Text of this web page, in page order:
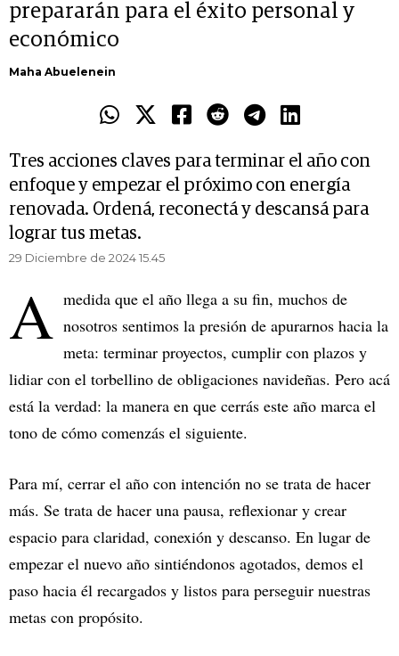
prepararán para el éxito personal y
económico
Maha Abuelenein
Tres acciones claves para terminar el año con
enfoque y empezar el próximo con energía
renovada. Ordená, reconectá y descansá para
lograr tus metas.
29 Diciembre de 2024 15.45
A medida que el año llega a su fin, muchos de
nosotros sentimos la presión de apurarnos hacia la
meta: terminar proyectos, cumplir con plazos y
lidiar con el torbellino de obligaciones navideñas. Pero acá
está la verdad: la manera en que cerrás este año marca el
tono de cómo comenzás el siguiente.
Para mí, cerrar el año con intención no se trata de hacer
más. Se trata de hacer una pausa, reflexionar y crear
espacio para claridad, conexión y descanso. En lugar de
empezar el nuevo año sintiéndonos agotados, demos el
paso hacia él recargados y listos para perseguir nuestras
metas con propósito.